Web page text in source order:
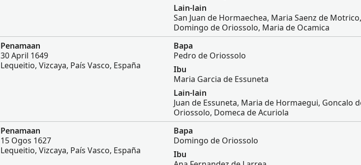
Lain-lain
San Juan de Hormaechea, Maria Saenz de Motrico,
Domingo de Oriossolo, Maria de Ocamica
Penamaan
30 April 1649
Lequeitio, Vizcaya, País Vasco, España
Bapa
Pedro de Oriossolo
Ibu
Maria Garcia de Essuneta
Lain-lain
Juan de Essuneta, Maria de Hormaegui, Goncalo
Oriossolo, Domeca de Acuriola
Penamaan
15 Ogos 1627
Lequeitio, Vizcaya, País Vasco, España
Bapa
Domingo de Oriossolo
Ibu